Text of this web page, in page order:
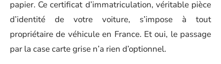
papier. Ce certificat d’immatriculation, véritable pièce
d’identité de votre voiture, s’impose à tout
propriétaire de véhicule en France. Et oui, le passage
par la case carte grise n’a rien d’optionnel.